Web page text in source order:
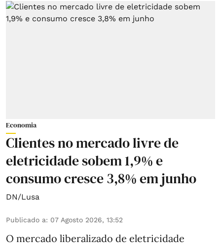
Economia
Clientes no mercado livre de
eletricidade sobem 1,9% e
consumo cresce 3,8% em junho
DN/Lusa
Publicado a: 07 Agosto 2026, 13:52
O mercado liberalizado de eletricidade